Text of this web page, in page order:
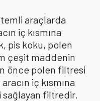
araçlarda
iç kısmına
pis koku, polen
çeşit maddenin
önce polen filtresi
iç kısmına
filtredir.